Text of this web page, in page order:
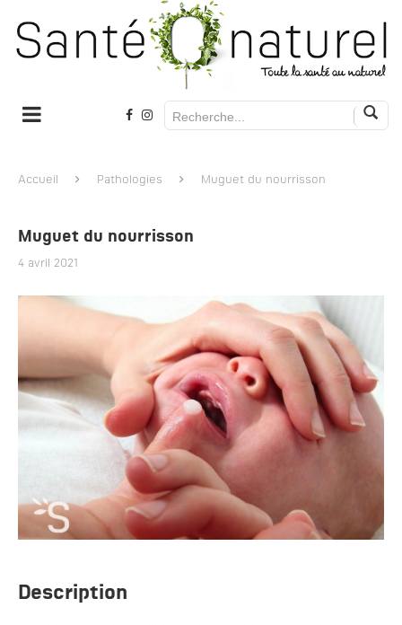
Accueil Pathologies Muguet du nourrisson
Muguet du nourrisson
4 avril 2021
Description